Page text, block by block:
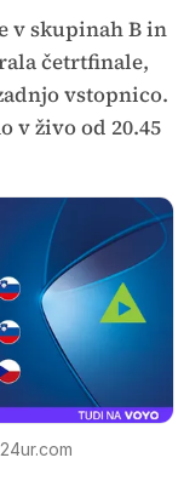
v skupinah B in
četrtfinale,
vstopnico.
v živo od 20.45